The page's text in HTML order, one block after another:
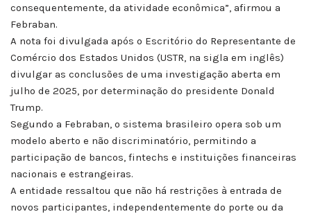
consequentemente, da atividade econômica”, afirmou a
Febraban.
A nota foi divulgada após o Escritório do Representante de
Comércio dos Estados Unidos (USTR, na sigla em inglês)
divulgar as conclusões de uma investigação aberta em
julho de 2025, por determinação do presidente Donald
Trump.
Segundo a Febraban, o sistema brasileiro opera sob um
modelo aberto e não discriminatório, permitindo a
participação de bancos, fintechs e instituições financeiras
nacionais e estrangeiras.
A entidade ressaltou que não há restrições à entrada de
novos participantes, independentemente do porte ou da